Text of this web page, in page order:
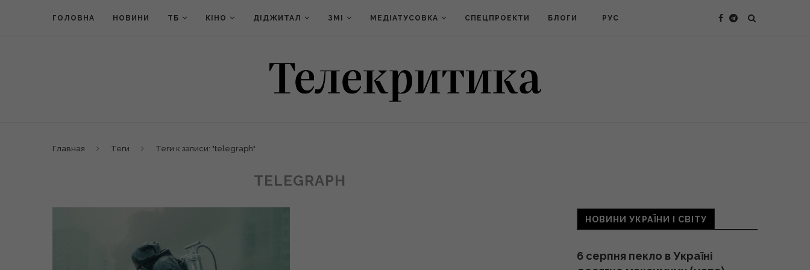
ГОЛОВНА НОВИНИ ТБ КІНО ДІДЖИТАЛ ЗМІ МЕДІАТУСОВКА СПЕЦПРОЕКТИ БЛОГИ РУС
Главная Теги Теги к записи: "telegraph"
TELEGRAPH
НОВИНИ УКРАЇНИ І СВІТУ
6 серпня пекло в Україні